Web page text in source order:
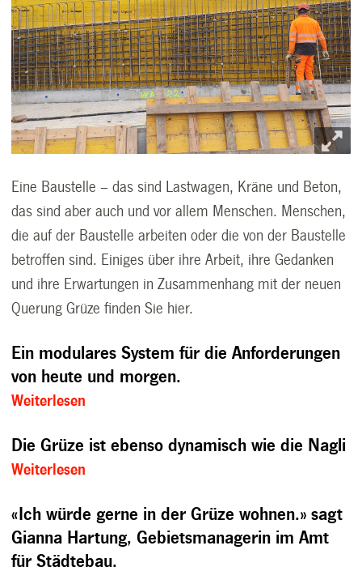
Eine Baustelle – das sind Lastwagen, Kräne und Beton,
das sind aber auch und vor allem Menschen. Menschen,
die auf der Baustelle arbeiten oder die von der Baustelle
betroffen sind. Einiges über ihre Arbeit, ihre Gedanken
und ihre Erwartungen in Zusammenhang mit der neuen
Querung Grüze finden Sie hier.
Ein modulares System für die Anforderungen
von heute und morgen.
Weiterlesen
Die Grüze ist ebenso dynamisch wie die Nagli
Weiterlesen
«Ich würde gerne in der Grüze wohnen.» sagt
Gianna Hartung, Gebietsmanagerin im Amt
für Städtebau.